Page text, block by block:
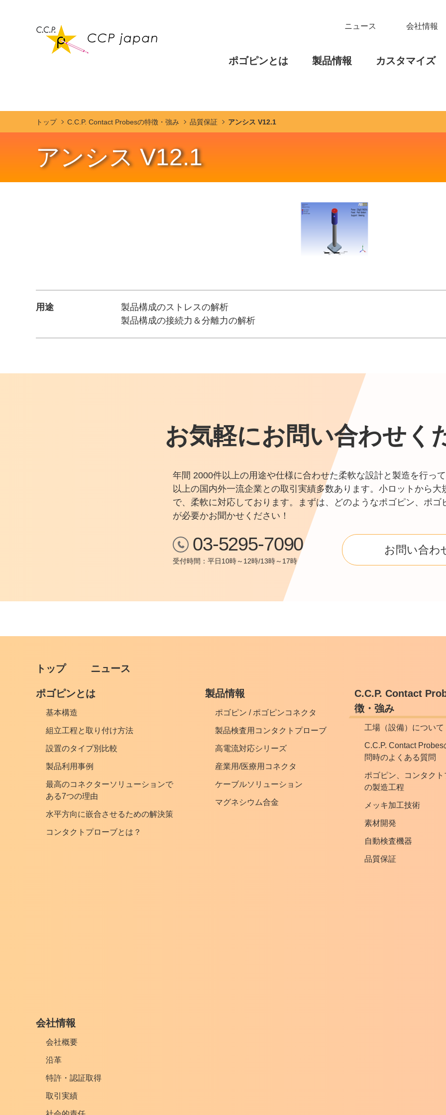
ニュース 会社情報
ポゴピンとは 製品情報 カスタマイズ
トップ C.C.P. Contact Probesの特徴・強み 品質保証 アンシス V12.1
アンシス V12.1
用途
製品構成のストレスの解析
製品構成の接続力＆分離力の解析
お気軽にお問い合わせく
年間 2000件以上の用途や仕様に合わせた柔軟な設計と製造を行っ
以上の国内外一流企業との取引実績多数あります。小ロットから大
で、柔軟に対応しております。まずは、どのようなポゴピン、ポゴ
が必要かお聞かせください！
03-5295-7090
受付時間：平日10時～12時/13時～17時
お問い合わ
トップ ニュース
ポゴピンとは
基本構造
組立工程と取り付け方法
設置のタイプ別比較
製品利用事例
最高のコネクターソリューションで
ある7つの理由
水平方向に嵌合させるための解決策
コンタクトプローブとは？
製品情報
ポゴピン / ポゴピンコネクタ
製品検査用コンタクトプローブ
高電流対応シリーズ
産業用/医療用コネクタ
ケーブルソリューション
マグネシウム合金
C.C.P. Contact
徴・強み
工場（設備）について
C.C.P. Contact Probes
問時のよくある質問
ポゴピン、コンタク
の製造工程
メッキ加工技術
素材開発
自動検査機器
品質保証
会社情報
会社概要
沿革
特許・認証取得
取引実績